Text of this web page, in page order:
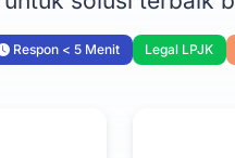
Respon < 5 Menit Legal LPJK